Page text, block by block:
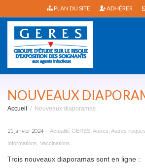
PLAN DU SITE ADHÉRER
NOUVEAUX
Accueil Nouveaux diaporamas
21 janvier 2024 - Actualité GERES Autres Autres
Informations Vaccinations
Trois nouveaux diaporamas sont en ligne :